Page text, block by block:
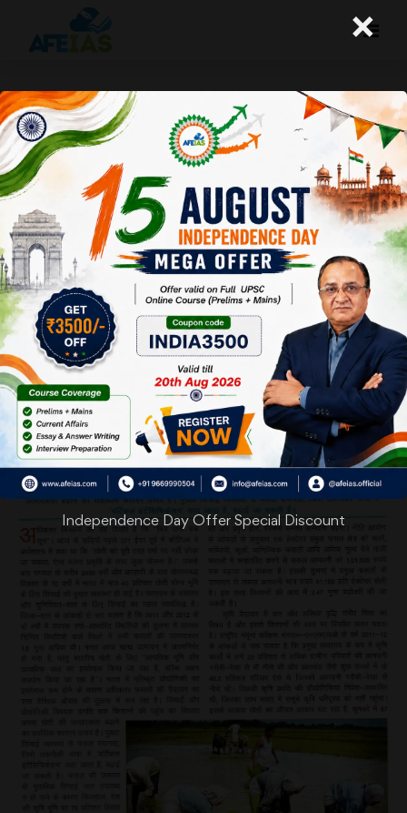
कुरुक्षेत्र: प्रधानमंत्री कृषि सिंचाई योजना-
किसानों की आय दोगुना करने की दिशा में एक
बड़ा कदम (25-11-2017)
Afeias 25 Nov 2017
To DownloadClick Here.
×
Independence Day Offer Special Discount